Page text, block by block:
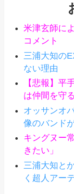
米津玄師に
コメント
三浦大知の
ない理由
【悲報】平
は仲間を守
オッサンオ
像のバンド
キングヌー
きたい」
三浦大知と
く超人アー